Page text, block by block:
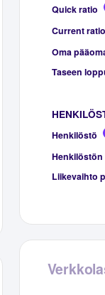
Quick ratio
Current ratio
Oma
Taseen
Henkilöstö
Liikevaihto